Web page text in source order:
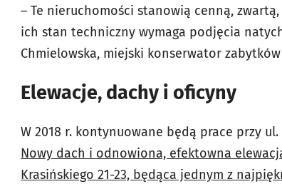
– Te nieruchomości stanowią cenną,
ich stan techniczny wymaga podjęcia
Chmielowska, miejski konserwator zabytków
Elewacje, dachy i oficyny
W 2018 r. kontynuowane będą prace przy
Nowy dach i odnowiona, efektowna
Krasińskiego 21-23, będąca jednym z